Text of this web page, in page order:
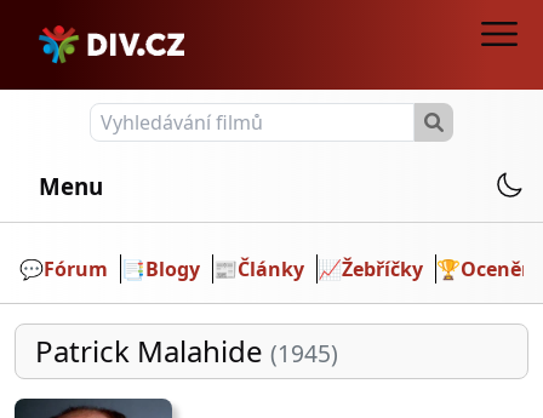
Menu
💬️Fórum 📑Blogy 📰Články 📈Žebříčky 🏆Ocenění
Patrick Malahide (1945)